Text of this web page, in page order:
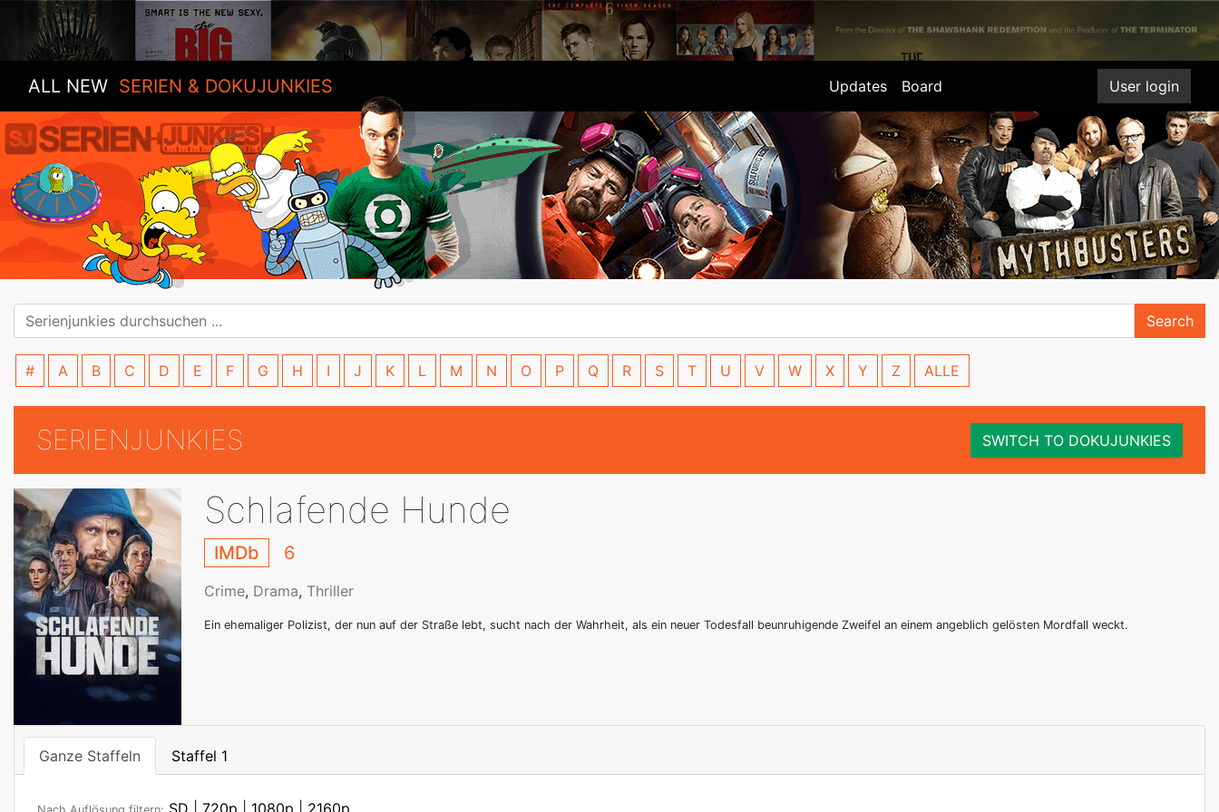
ALL NEW SERIEN & DOKUJUNKIES Updates Board User login
Search
# A B C D E F G H I J K L M N O P Q R S T U V W X Y Z ALLE
SERIENJUNKIES SWITCH TO DOKUJUNKIES
Schlafende Hunde
IMDb 6
Crime, Drama, Thriller
Ein ehemaliger Polizist, der nun auf der Straße lebt, sucht nach der Wahrheit, als ein neuer Todesfall beunruhigende Zweifel an einem angeblich gelösten Mordfall weckt.
Ganze Staffeln Staffel 1